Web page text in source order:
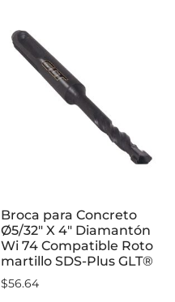
Broca para Concreto
Ø5/32″ X 4″ Diamantón
Wi 74 Compatible Roto
martillo SDS-Plus GLT®
$56.64